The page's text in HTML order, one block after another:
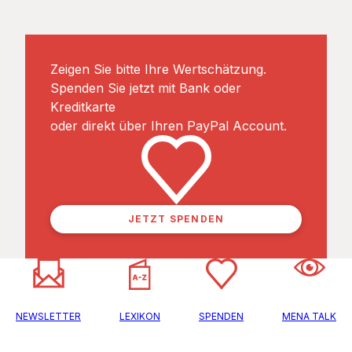
Zeigen Sie bitte Ihre Wertschätzung.
Spenden Sie jetzt mit Bank oder
Kreditkarte
oder direkt über Ihren PayPal Account.
JETZT SPENDEN
NEWSLETTER LEXIKON SPENDEN MENA TALK